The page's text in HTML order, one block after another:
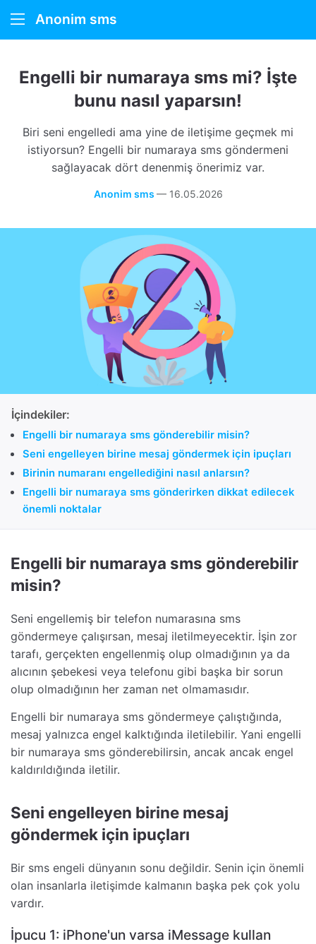
Anonim sms
Nasıl çalışır
Engelli bir numaraya sms mi? İşte
bunu nasıl yaparsın!
Biri seni engelledi ama yine de iletişime geçmek mi
istiyorsun? Engelli bir numaraya sms göndermeni
sağlayacak dört denenmiş önerimiz var.
Anonim sms — 16.05.2026
İçindekiler:
Engelli bir numaraya sms gönderebilir misin?
Seni engelleyen birine mesaj göndermek için ipuçları
Birinin numaranı engellediğini nasıl anlarsın?
Engelli bir numaraya sms gönderirken dikkat edilecek
önemli noktalar
Engelli bir numaraya sms gönderebilir
misin?
Seni engellemiş bir telefon numarasına sms
göndermeye çalışırsan, mesaj iletilmeyecektir. İşin zor
tarafı, gerçekten engellenmiş olup olmadığının ya da
alıcının şebekesi veya telefonu gibi başka bir sorun
olup olmadığının her zaman net olmamasıdır.
Engelli bir numaraya sms göndermeye çalıştığında,
mesaj yalnızca engel kalktığında iletilebilir. Yani engelli
bir numaraya sms gönderebilirsin, ancak ancak engel
kaldırıldığında iletilir.
Seni engelleyen birine mesaj
göndermek için ipuçları
Bir sms engeli dünyanın sonu değildir. Senin için önemli
olan insanlarla iletişimde kalmanın başka pek çok yolu
vardır.
İpucu 1: iPhone'un varsa iMessage kullan